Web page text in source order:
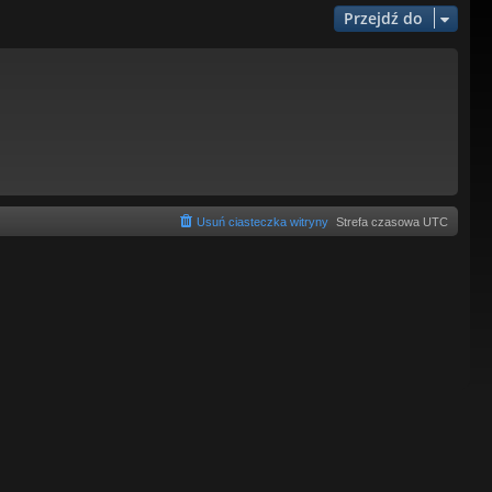
Przejdź do
Strefa czasowa UTC
Usuń ciasteczka witryny